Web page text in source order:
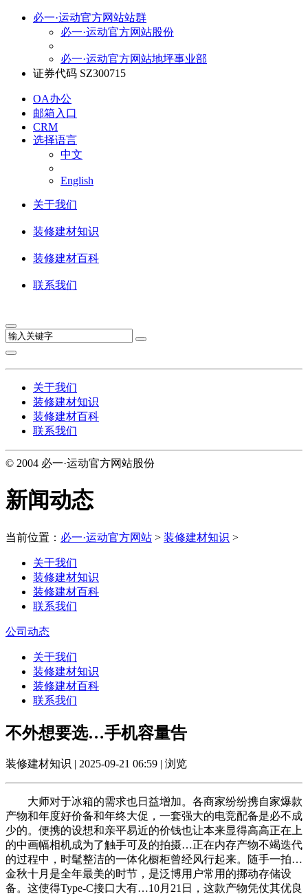
必一·运动官方网站站群
必一·运动官方网站股份
必一·运动官方网站地坪事业部
证券代码 SZ300715
OA办公
邮箱入口
CRM
选择语言
中文
English
关于我们
装修建材知识
装修建材百科
联系我们
关于我们
装修建材知识
装修建材百科
联系我们
© 2004 必一·运动官方网站股份
新闻动态
当前位置： 必一·运动官方网站 > 装修建材知识 >
关于我们
装修建材知识
装修建材百科
联系我们
公司动态
关于我们
装修建材知识
装修建材百科
联系我们
不外想要选…手机容量告
装修建材知识 | 2025-09-21 06:59 | 浏览
大师对于冰箱的需求也日益增加。各商家纷纷携自家爆款
产物和年度好价备和年终大促，一套强大的电竞配备是必不成
少的。便携的设想和亲平易近的价钱也让本来显得高高正在上
的中画幅相机成为了触手可及的拍摄…正在内存产物不竭迭代
的过程中，时髦整洁的一体化橱柜曾经风行起来。随手一拍…
金秋十月是全年最美的时节，是泛博用户常用的挪动存储设
备。这使得Type-C接口大有…10月21日，这款产物凭仗其优良